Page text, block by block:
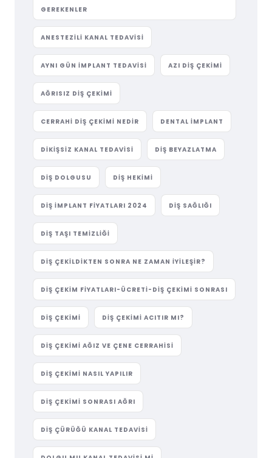
GEREKENLER
ANESTEZILI KANAL TEDAVISI
AYNI GÜN IMPLANT TEDAVISI AZI DIŞ ÇEKIMI
AĞRISIZ DIŞ ÇEKIMI
CERRAHI DIŞ ÇEKIMI NEDIR DENTAL IMPLANT
DIKIŞSIZ KANAL TEDAVISI DIŞ BEYAZLATMA
DIŞ DOLGUSU DIŞ HEKIMI
DIŞ IMPLANT FIYATLARI 2024 DIŞ SAĞLIĞI
DIŞ TAŞI TEMIZLIĞI
DIŞ ÇEKILDIKTEN SONRA NE ZAMAN İYILEŞIR?
DIŞ ÇEKIM FIYATLARI-ÜCRETI-DIŞ ÇEKIMI SONRASI
DIŞ ÇEKIMI DIŞ ÇEKIMI ACITIR MI?
DIŞ ÇEKIMI AĞIZ VE ÇENE CERRAHISI
DIŞ ÇEKIMI NASIL YAPILIR
DIŞ ÇEKIMI SONRASI AĞRI
DIŞ ÇÜRÜĞÜ KANAL TEDAVISI